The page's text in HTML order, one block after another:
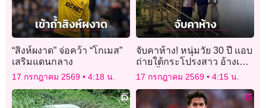
“สิงห์ผงาด” จ่อคว้า “โกเมส”
เสริมแดนกลาง
17 กรกฎาคม 2569 4:18 น.
จับคาห้าง! หนุ่มวัย 30 ปี แอบ
ถ่ายใต้กระโปรงสาว อ้างเพิ่ง
ทำครั้งแรก แต่ในมือถือรูป
เหยื่อเพียบ
17 กรกฎาคม 2569 4:15 น.